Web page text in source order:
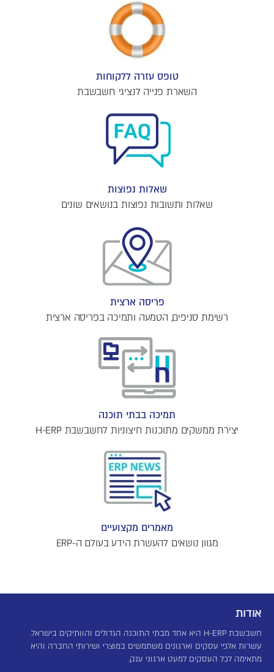
טופס עזרה ללקוחות
השארת פנייה לנציגי חשבשבת
שאלות נפוצות
שאלות ותשובות נפוצות בנושאים שונים
פריסה ארצית
רשימת סניפים, הטמעה ותמיכה בפריסה ארצית
תמיכה בבתי תוכנה
יצירת ממשקים מתוכנות חיצוניות לחשבשבת H-ERP
מאמרים מקצועיים
מגוון נושאים להעשרת הידע בעולם ה-ERP
אודות
חשבשבת H-ERP היא אחד מבתי התוכנה הגדולים והוותיקים בישראל.
עשרות אלפי עסקים וארגונים משתמשים במוצרי ושירותי החברה והיא
מתאימה לכל העסקים למעט ארגוני ענק.